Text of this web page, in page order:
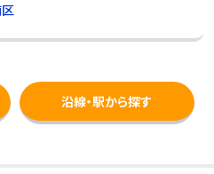
沿線・駅から探す